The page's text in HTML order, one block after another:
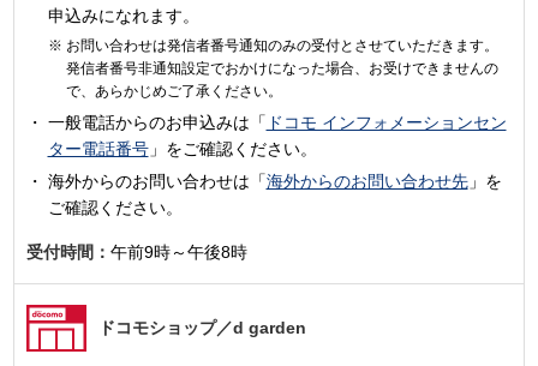
申込みになれます。
お問い合わせは発信者番号通知のみの受付とさせていただきます。
発信者番号非通知設定でおかけになった場合、お受けできませんの
で、あらかじめご了承ください。
一般電話からのお申込みは「 ドコモ インフォメーションセン
ター電話番号」をご確認ください。
海外からのお問い合わせは「海外からのお問い合わせ先」を
ご確認ください。
受付時間： 午前9時～午後8時
ドコモショップ／d garden